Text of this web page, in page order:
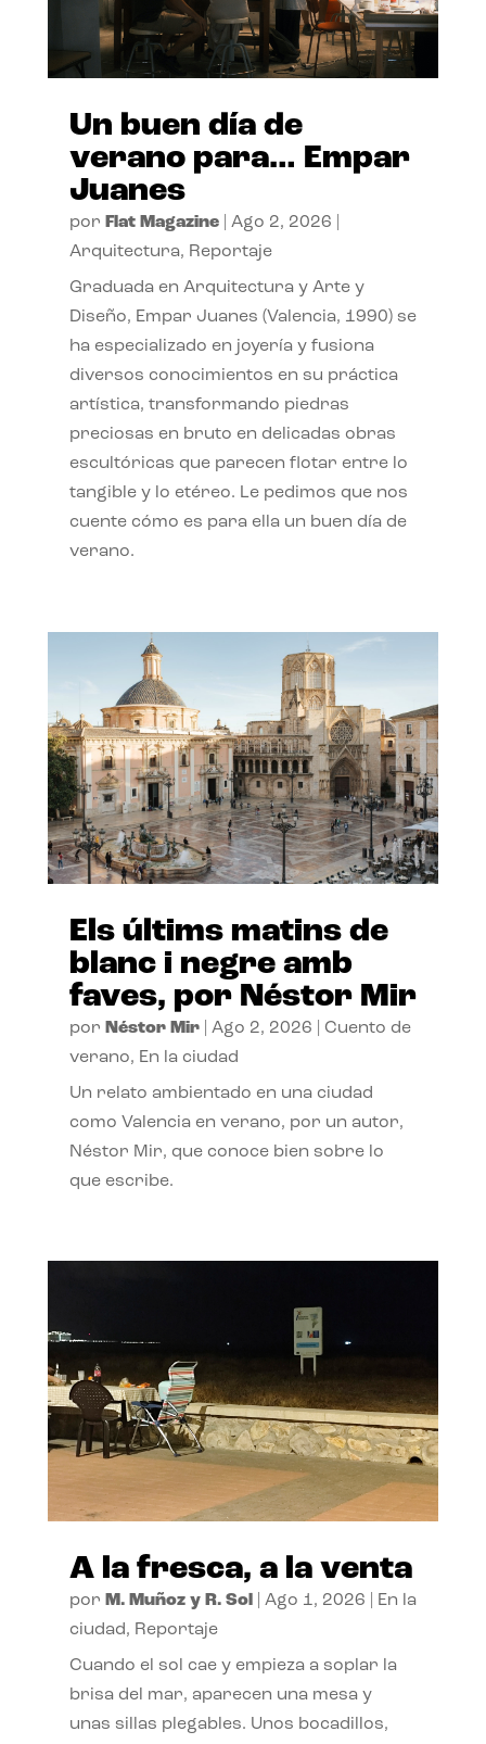
Un buen día de
verano para… Empar
Juanes
por Flat Magazine| Ago 2, 2026
Arquitectura, Reportaje
Graduada en Arquitectura y Arte y
Diseño, Empar Juanes (Valencia, 1990) se
ha especializado en joyería y fusiona
diversos conocimientos en su práctica
artística, transformando piedras
preciosas en bruto en delicadas obras
escultóricas que parecen flotar entre lo
tangible y lo etéreo. Le pedimos que nos
cuente cómo es para ella un buen día de
verano.
Els últims matins de
blanc i negre amb
faves, por Néstor Mir
por Néstor Mir| Ago 2, 2026
Cuento de
verano, En la ciudad
Un relato ambientado en una ciudad
como Valencia en verano, por un autor,
Néstor Mir, que conoce bien sobre lo
que escribe.
A la fresca, a la venta
por M. Muñoz y R. Sol| Ago 1, 2026
En la
ciudad, Reportaje
Cuando el sol cae y empieza a soplar la
brisa del mar, aparecen una mesa y
unas sillas plegables. Unos bocadillos,